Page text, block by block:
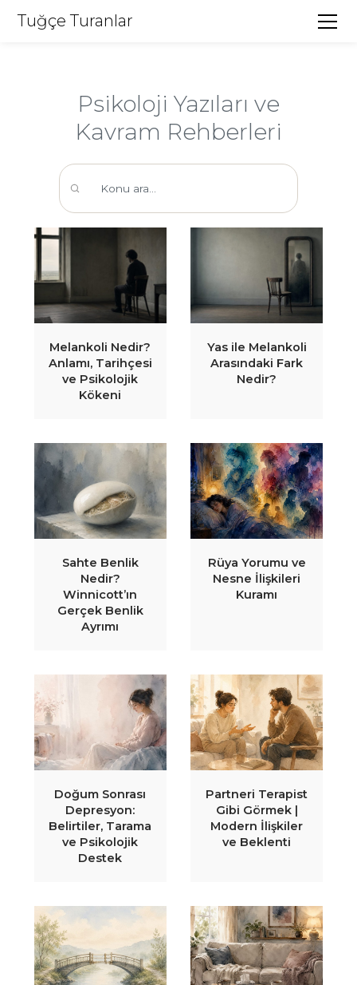
Tuğçe Turanlar
Psikoloji Yazıları ve
Kavram Rehberleri
Melankoli Nedir?
Anlamı, Tarihçesi
ve Psikolojik
Kökeni
Yas ile Melankoli
Arasındaki Fark
Nedir?
Sahte Benlik
Nedir?
Winnicott’ın
Gerçek Benlik
Ayrımı
Rüya Yorumu ve
Nesne İlişkileri
Kuramı
Doğum Sonrası
Depresyon:
Belirtiler, Tarama
ve Psikolojik
Destek
Partneri Terapist
Gibi Görmek |
Modern İlişkiler
ve Beklenti